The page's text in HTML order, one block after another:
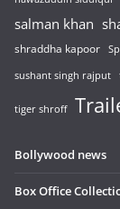
salman khan
shraddha kapoor
sushant singh rajput
tiger shroff
Bollywood news
Box Office